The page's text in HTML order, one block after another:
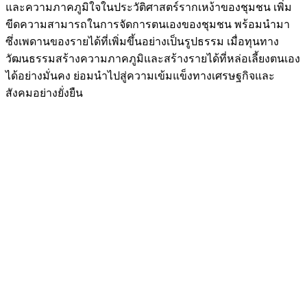
และความภาคภูมิใจในประวัติศาสตร์รากเหง้าของชุมชน เพิ่ม
ขีดความสามารถในการจัดการตนเองของชุมชน พร้อมนำมา
ซึ่งเพดานของรายได้ที่เพิ่มขึ้นอย่างเป็นรูปธรรม เมื่อทุนทาง
วัฒนธรรมสร้างความภาคภูมิและสร้างรายได้ที่หล่อเลี้ยงตนเอง
ได้อย่างมั่นคง ย่อมนำไปสู่ความเข้มแข็งทางเศรษฐกิจและ
สังคมอย่างยั่งยืน